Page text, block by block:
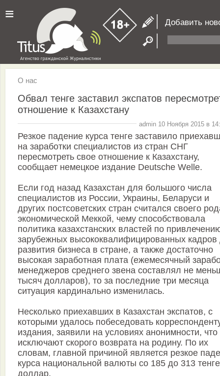
≡ Добавить
О нас
Обвал тенге заставил экспатов
отношение к Казахстану
admin 10 Ноября 2015 в
Резкое падение курса тенге заставило
на заработки специалистов из стран СНГ
пересмотреть свое отношение к Казахстану,
сообщает немецкое издание Deutsche Welle.
Если год назад Казахстан для большого числа
специалистов из России, Украины, Беларуси и
других постсоветских стран считался своего
экономической Меккой, чему способствовала
политика казахстанских властей по
зарубежных высококвалифицированных кадров
развития бизнеса в стране, а также достаточно
высокая заработная плата (ежемесячный
менеджеров среднего звена составлял не
тысяч долларов), то за последние три месяца
ситуация кардинально изменилась.
Несколько приехавших в Казахстан экспатов, с
которыми удалось побеседовать
издания, заявили на условиях анонимности, что
исключают скорого возврата на родину. По их
словам, главной причиной является резкое
курса национальной валюты со 185 до 313
доллар.